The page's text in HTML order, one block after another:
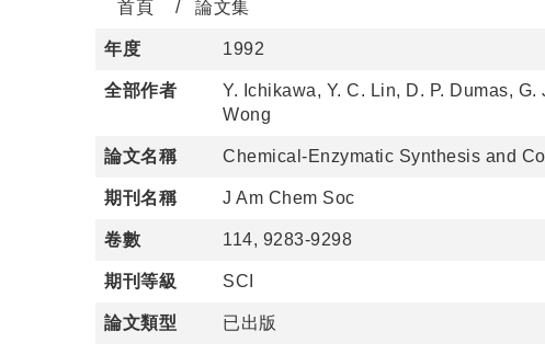
首頁 論文集
年度 1992
全部作者
Y. Ichikawa, Y. C. Lin, D. P. Dumas,
Wong
論文名稱 Chemical-Enzymatic Synthesis and
期刊名稱 J Am Chem Soc
卷數 114, 9283-9298
期刊等級 SCI
論文類型 已出版